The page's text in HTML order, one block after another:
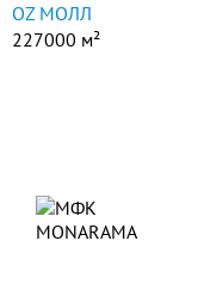
ОZ МОЛЛ
227000 м²